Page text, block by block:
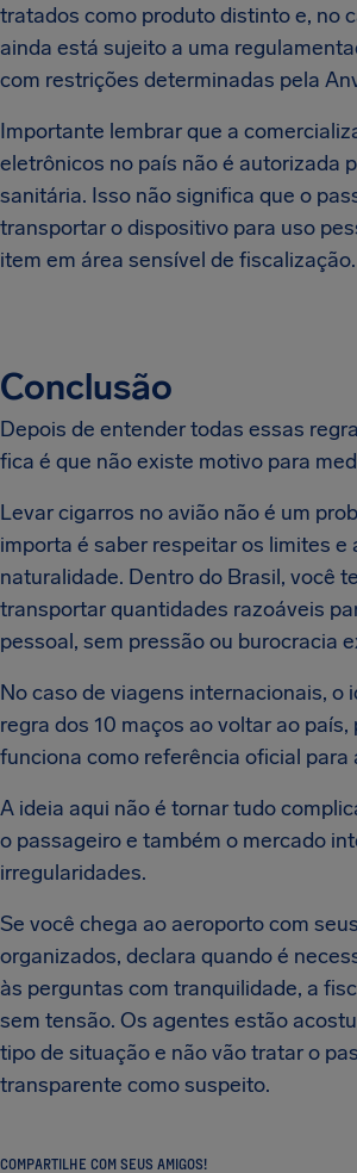
tratados como produto distinto e, no
ainda está sujeito a uma
com restrições determinadas pela
Importante lembrar que a
eletrônicos no país não é autorizada
sanitária. Isso não significa que o
transportar o dispositivo para uso
item em área sensível de fiscalização.
Conclusão
Depois de entender todas essas
fica é que não existe motivo para
Levar cigarros no avião não é um
importa é saber respeitar os limites e
naturalidade. Dentro do Brasil, você
transportar quantidades razoáveis
pessoal, sem pressão ou burocracia
No caso de viagens internacionais, o
regra dos 10 maços ao voltar ao país,
funciona como referência oficial para
A ideia aqui não é tornar tudo
o passageiro e também o mercado
irregularidades.
Se você chega ao aeroporto com
organizados, declara quando é
às perguntas com tranquilidade, a
sem tensão. Os agentes estão
tipo de situação e não vão tratar o
transparente como suspeito.
COMPARTILHE COM SEUS AMIGOS!